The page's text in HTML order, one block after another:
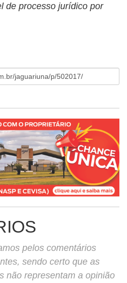
de processo jurídico por
pelos comentários
sendo certo que as
não representam a opinião